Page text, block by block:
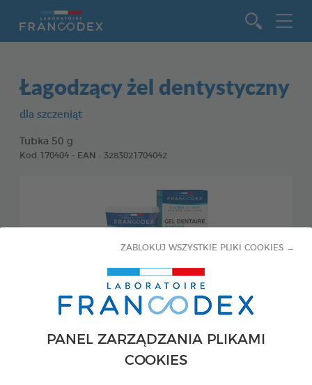
PANEL ZARZĄDZANIA PLIKAMI
COOKIES
ZABLOKUJ WSZYSTKIE PLIKI COOKIES →
Łagodzący żel dentystyczny
dla szczeniąt
Tubka 50 g
Kod 170404 - EAN : 3283021704042